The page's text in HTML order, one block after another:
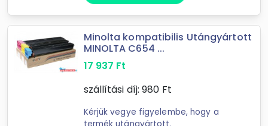
Minolta kompatibilis Utángyártott
MINOLTA C654 ...
17 937 Ft
szállítási díj: 980 Ft
Kérjük vegye figyelembe, hogy a